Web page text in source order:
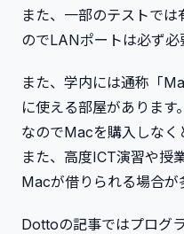
また、一部のテストで
のでLANポートは必ず必
また、学内には通称「
に使える部屋があります。
なのでMacを購入しなく
また、高度ICT演習や授
Macが借りられる場合が
Dottoの記事ではプログ